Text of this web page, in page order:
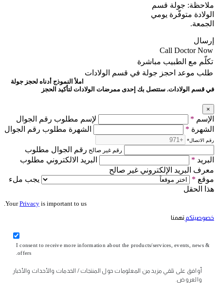
ملاحظة: جولة قسم
الولادة متوفّرة يومي
الجمعة.
إرسال
Call Doctor Now
تكلّم مع الطبيب مباشرة
طلب موعد احجز جولة في قسم الولادات
املأ النموذج أدناه لحجز جولة
في قسم الولادات. ستتصل بك إحدى ممرضات الولادات لتأكيد الحجز
×
الإسم *
لإسم مطلوب رقم الجوال
الشهرة * الشهرة مطلوب رقم الجوال
رقم الاتصال*
رقم غير صالح رقم الجوال مطلوب
البريد *
البريد الالكتروني مطلوب
معرف البريد الإلكتروني غير صالح
موقع *
يجب ملء
هذا الحقل
YourPrivacy is important to us.
خصوصيتكم تهمنا
I consent to receive more information about the products/services, events, news &
offers.
أوافق على تلقي مزيد من المعلومات حول المنتجات / الخدمات والأحداث والأخبار
والعروض.